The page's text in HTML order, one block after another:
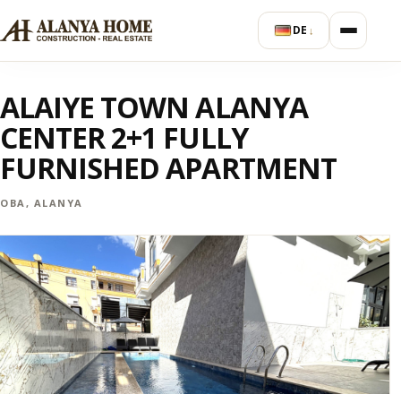
DE ↓
ALAIYE TOWN ALANYA
CENTER 2+1 FULLY
FURNISHED APARTMENT
OBA, ALANYA